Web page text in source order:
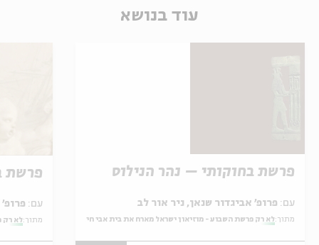
עוד בנושא
פרשת בחוקותי – נהר הנילוס
עם:
מתוך: לא רק פרשת השבוע - מוזיאון ישראל מארח את בית אבי חי
פרשת
עם:
מתוך: לא רק